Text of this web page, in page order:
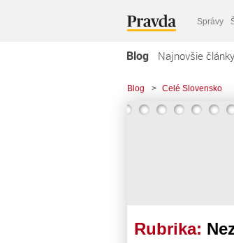
Správy
Blog Najnovšie články
Blog > Celé Slovensko
Rubrika: